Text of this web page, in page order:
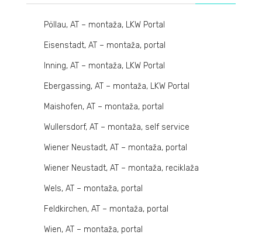
Pöllau, AT – montaža, LKW Portal
Eisenstadt, AT – montaža, portal
Inning, AT – montaža, LKW Portal
Ebergassing, AT – montaža, LKW Portal
Maishofen, AT – montaža, portal
Wullersdorf, AT – montaža, self service
Wiener Neustadt, AT – montaža, portal
Wiener Neustadt, AT – montaža, reciklaža
Wels, AT – montaža, portal
Feldkirchen, AT – montaža, portal
Wien, AT – montaža, portal